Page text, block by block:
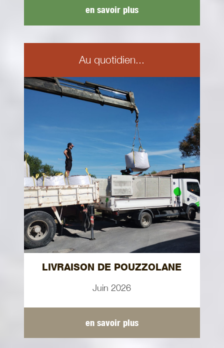
en savoir plus
Au quotidien...
LIVRAISON DE POUZZOLANE
Juin 2026
en savoir plus